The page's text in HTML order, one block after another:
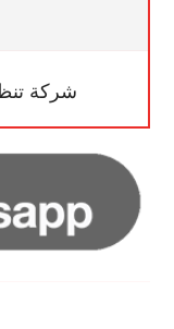
شركة تنظيف